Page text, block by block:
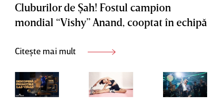
Cluburilor de Şah! Fostul campion
mondial “Vishy” Anand, cooptat în echipă
Citește mai mult